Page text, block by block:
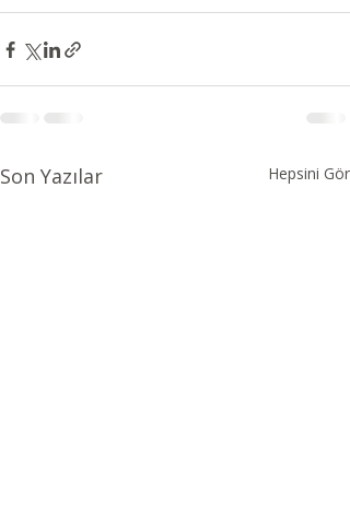
Son Yazılar Hepsini Gör